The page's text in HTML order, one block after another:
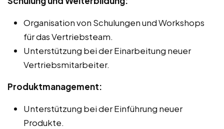
Organisation von Schulungen und Workshops
für das Vertriebsteam.
Unterstützung bei der Einarbeitung neuer
Vertriebsmitarbeiter.
Produktmanagement:
Unterstützung bei der Einführung neuer
Produkte.